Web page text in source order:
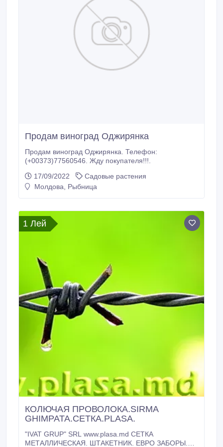
Продам виноград Оджирянка
Продам виноград Оджирянка. Телефон:
(+00373)77560546. Жду покупателя!!!.
17/09/2022
Садовые растения
Молдова, Рыбница
1 Лей
КОЛЮЧАЯ ПРОВОЛОКА.SIRMA
GHIMPATA.СЕТКА.PLASA.
"IVAT GRUP" SRL www.plasa.md СЕТКА
МЕТАЛЛИЧЕСКАЯ. ШТАКЕТНИК. ЕВРО ЗАБОРЫ.